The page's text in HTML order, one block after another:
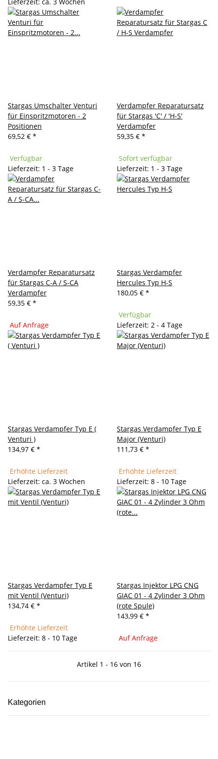
Stargas Umschalter Venturi
für Einspritzmotoren - 2
Positionen
69,52 € *
Verfügbar
Lieferzeit: 1 - 3 Tage
Verdampfer Reparatursatz
für Stargas 'C' / 'H-S'
Verdampfer
59,35 € *
Sofort verfügbar
Lieferzeit: 1 - 3 Tage
Verdampfer Reparatursatz
für Stargas C-A / S-CA
Verdampfer
59,35 € *
Auf Anfrage
Stargas Verdampfer
Hercules Typ H-S
180,05 € *
Verfügbar
Lieferzeit: 2 - 4 Tage
Stargas Verdampfer Typ E (
Venturi )
134,97 € *
Erhöhte Lieferzeit
Lieferzeit: ca. 3 Wochen
Stargas Verdampfer Typ E
Major (Venturi)
111,73 € *
Erhöhte Lieferzeit
Lieferzeit: 8 - 10 Tage
Stargas Verdampfer Typ E
mit Ventil (Venturi)
134,74 € *
Erhöhte Lieferzeit
Lieferzeit: 8 - 10 Tage
Stargas Injektor LPG CNG
GIAC 01 - 4 Zylinder 3 Ohm
(rote Spule)
143,99 € *
Auf Anfrage
Artikel 1 - 16 von 16
Kategorien